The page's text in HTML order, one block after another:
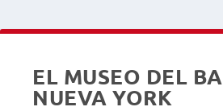
EL MUSEO DEL
NUEVA YORK